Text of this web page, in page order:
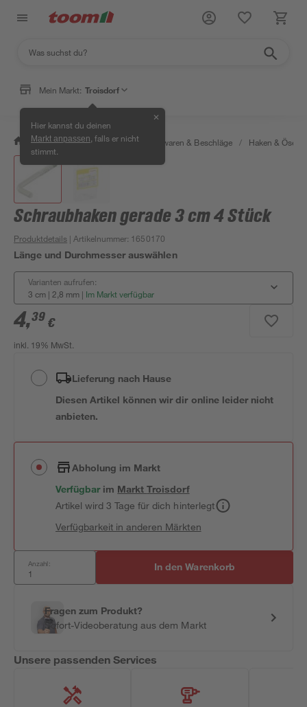
Mein Markt: Troisdorf
Hier kannst du deinen
Markt anpassen , falls er nicht
stimmt.
✕
/ Werkstatt & Maschinen / Eisenwaren & Beschläge / Haken & Ösen
Schraubhaken gerade 3 cm 4 Stück
Produktdetails | Artikelnummer: 1650170
Länge und Durchmesser auswählen
Varianten aufrufen:
3 cm | 2,8 mm | Im Markt verfügbar
4,39 €
inkl. 19% MwSt.
Lieferung nach Hause
Diesen Artikel können wir dir online leider nicht
anbieten.
Abholung im Markt
Verfügbar im MarktTroisdorf
Artikel wird 3 Tage für dich hinterlegt
Verfügbarkeit in anderen Märkten
Anzahl: In den Warenkorb
Fragen zum Produkt?
Sofort-Videoberatung aus dem Markt
Unsere passenden Services